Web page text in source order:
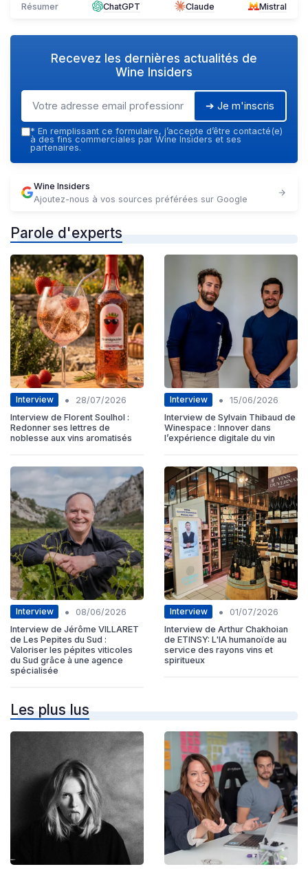
Résumer ChatGPT Claude Mistral
Recevez les dernières actualités de
Wine Insiders
➔ Je m'inscris
* En remplissant ce formulaire, j’accepte d’être contacté(e)
à des fins commerciales par Wine Insiders et ses
partenaires.
Wine Insiders
Ajoutez-nous à vos sources préférées sur Google
Parole d'experts
Interview •
28/07/2026
Interview de Florent Soulhol :
Redonner ses lettres de
noblesse aux vins aromatisés
Interview •
15/06/2026
Interview de Sylvain Thibaud de
Winespace : Innover dans
l’expérience digitale du vin
Interview •
08/06/2026
Interview de Jérôme VILLARET
de Les Pepites du Sud :
Valoriser les pépites viticoles
du Sud grâce à une agence
spécialisée
Interview •
01/07/2026
Interview de Arthur Chakhoian
de ETINSY: L'IA humanoïde au
service des rayons vins et
spiritueux
Les plus lus